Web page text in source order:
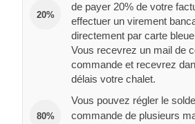
20%
de payer 20% de votre
effectuer un virement
directement par carte
Vous recevrez un mail de
commande et recevrez
délais votre chalet.
80%
Vous pouvez régler le
commande de plusieurs